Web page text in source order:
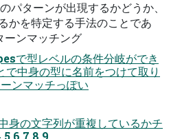
パターンが出現するかどうか、
かを特定する手法のことであ
ーンマッチング
型レベルの条件分岐ができ
中身の型に名前をつけて取り
ンマッチっぽい
身の文字列が重複しているかチ
5 6 7 8 9